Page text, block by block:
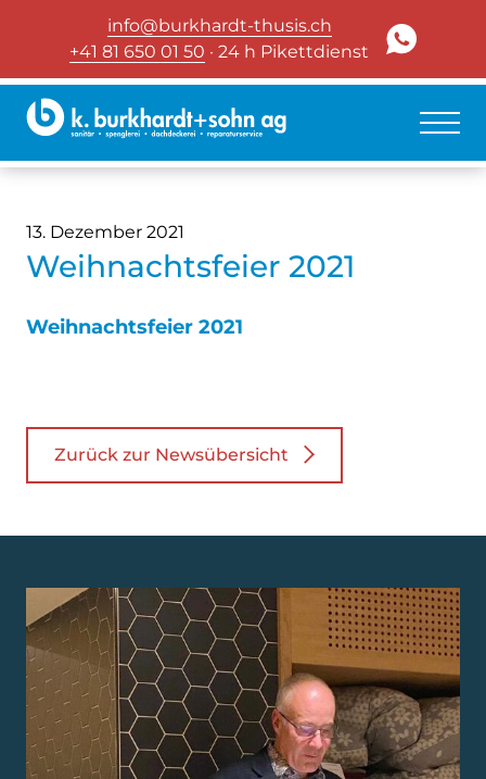
info@burkhardt-thusis.ch
+41 81 650 01 50 · 24 h Pikettdienst
13. Dezember 2021
Weihnachtsfeier 2021
Weihnachtsfeier 2021
Zurück zur Newsübersicht